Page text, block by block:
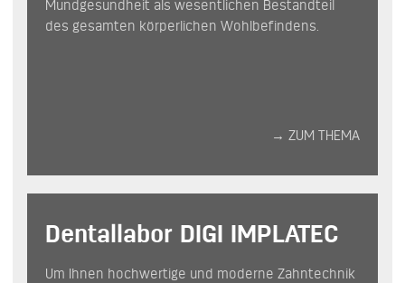
Mundgesundheit als wesentlichen Bestandteil
des gesamten körperlichen Wohlbefindens.
→ ZUM THEMA
Dentallabor DIGI IMPLATEC
Um Ihnen hochwertige und moderne Zahntechnik